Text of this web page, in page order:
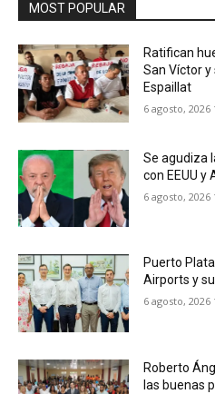
MOST POPULAR
Ratifican
San Víctor
Espaillat
6 agosto, 2026
Se agudiza
con EEUU y
6 agosto, 2026
Puerto
Airports y
6 agosto, 2026
Roberto
las buenas